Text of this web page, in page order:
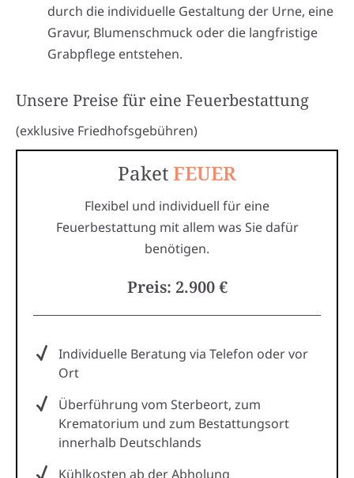
durch die individuelle Gestaltung der Urne, eine
Gravur, Blumenschmuck oder die langfristige
Grabpflege entstehen.
Unsere Preise für eine Feuerbestattung
(exklusive Friedhofsgebühren)
PaketFEUER
Flexibel und individuell für eine
Feuerbestattung mit allem was Sie dafür
benötigen.
Preis: 2.900 €
Individuelle Beratung via Telefon oder vor
Ort
Überführung vom Sterbeort, zum
Krematorium und zum Bestattungsort
innerhalb Deutschlands
Kühlkosten ab der Abholung